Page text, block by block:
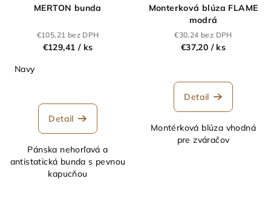
MERTON bunda
€105,21 bez DPH
€129,41 / ks
Navy
Detail
Pánska nehorľavá a
antistatická bunda s pevnou
kapucňou
Monterková blúza FLAME
modrá
€30,24 bez DPH
€37,20 / ks
Detail
Montérková blúza vhodná
pre zváračov